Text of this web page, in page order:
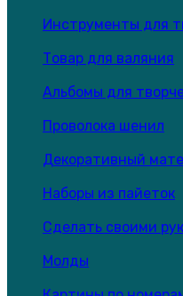
Инструменты для
Товар для валяния
Альбомы для
Проволока шенил
Декоративный
Наборы из пайеток
Сделать своими
Молды